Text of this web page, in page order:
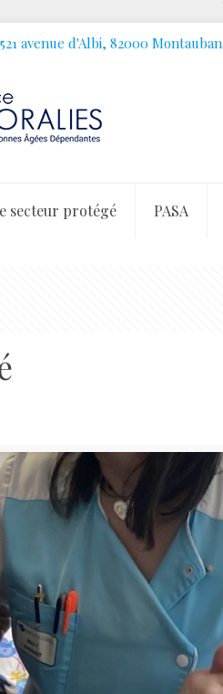
521 avenue d'Albi, 82000 Montauban
secteur protégé PASA